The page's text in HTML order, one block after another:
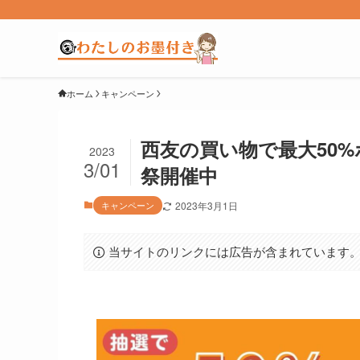
ホーム キャンペーン
西友の買い物で最大
祭開催中
2023
3/01
キャンペーン 2023年3月1日
当サイトのリンクには広告が含まれています